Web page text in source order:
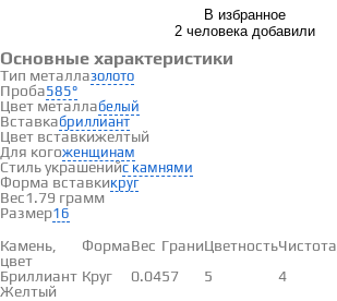
В избранное
2 человека добавили
Основные характеристики
Тип металлазолото
Проба585°
Цвет металлабелый
Вставкабриллиант
Цвет вставкижелтый
Для когоженщинам
Стиль украшенийс камнями
Форма вставкикруг
Вес1.79 грамм
Размер16
Вставки
Камень,
цвет
ФормаВес ГраниЦветностьЧистота
Бриллиант
Желтый
Круг 0.0457 5 4